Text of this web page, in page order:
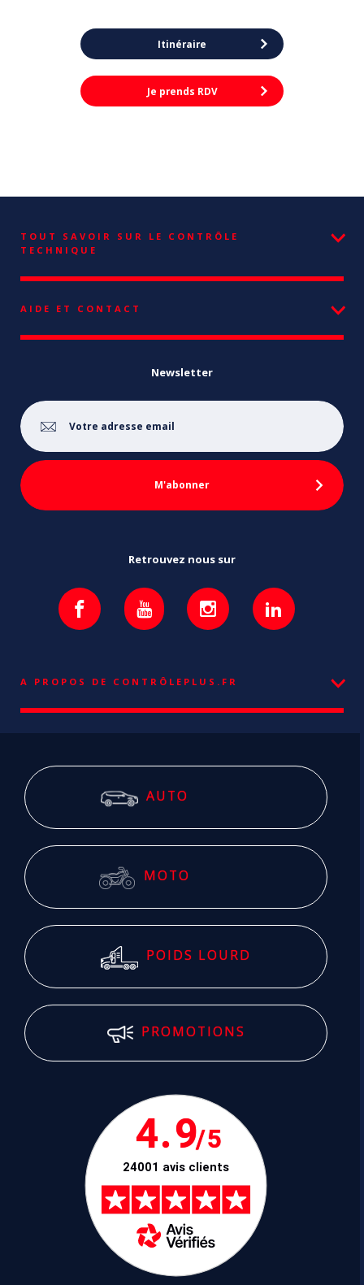
Itinéraire
Je prends RDV
TOUT SAVOIR SUR LE CONTRÔLE
TECHNIQUE
AIDE ET CONTACT
Newsletter
Retrouvez nous sur
A PROPOS DE CONTRÔLEPLUS.FR
AUTO
MOTO
POIDS LOURD
PROMOTIONS
4.9/5
24001 avis clients